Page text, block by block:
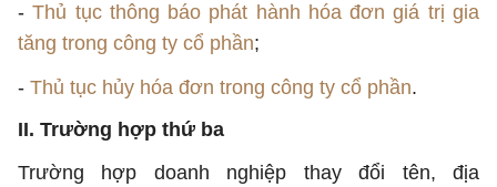
-Thủ tục thông báo phát hành hóa đơn giá trị gia
tăng trong công ty cổ phần;
- Thủ tục hủy hóa đơn trong công ty cổ phần.
II. Trường hợp thứ ba
Trường hợp doanh nghiệp thay đổi tên, địa